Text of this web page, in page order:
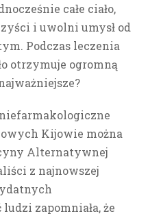
całe ciało,
i uwolni umysł od
Podczas leczenia
otrzymuje ogromną
Kijowie można
Alternatywnej
z najnowszej
zapomniała, że